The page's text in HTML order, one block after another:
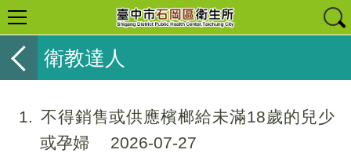
衛教達人
1
不得銷售或供應檳榔給未滿18歲的兒少
或孕婦
2026-07-27